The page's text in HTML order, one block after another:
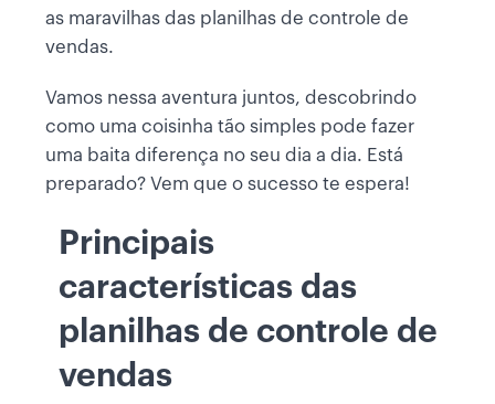
as maravilhas das planilhas de controle de
vendas.
Vamos nessa aventura juntos, descobrindo
como uma coisinha tão simples pode fazer
uma baita diferença no seu dia a dia. Está
preparado? Vem que o sucesso te espera!
Principais
características das
planilhas de controle de
vendas